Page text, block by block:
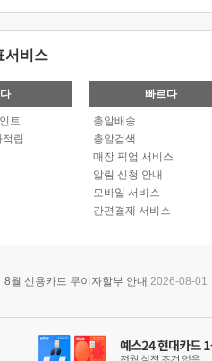
서비스
트
립
빠르다
총알배송
총알검색
매장 픽업 서비스
알림 신청 안내
모바일 서비스
간편결제 서비스
8월 신용카드 무이자할부 안내 2026-08-01